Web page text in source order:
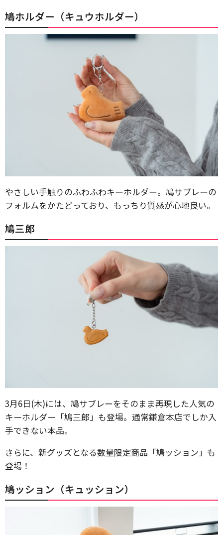
鳩ホルダー（キュウホルダー）
やさしい手触りのふわふわキーホルダー。鳩サブレーの
フォルムをかたどっており、もっちり質感が心地良い。
鳩三郎
3月6日(木)には、鳩サブレーをそのまま再現した人気の
キーホルダー「鳩三郎」も登場。通常鎌倉本店でしか入
手できない本品。
さらに、新グッズとなる数量限定商品「鳩ッション」も
登場！
鳩ッション（キュッション）